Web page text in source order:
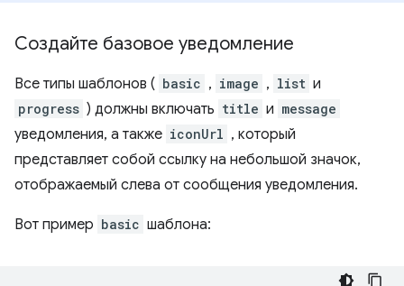
Создайте базовое уведомление
Все типы шаблонов ( basic , image , list и
progress ) должны включать title и message
уведомления, а также iconUrl , который
представляет собой ссылку на небольшой значок,
отображаемый слева от сообщения уведомления.
Вот пример basic шаблона: